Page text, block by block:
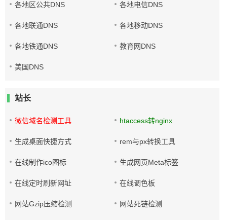
各地区公共DNS 各地电信DNS
各地联通DNS 各地移动DNS
各地铁通DNS 教育网DNS
美国DNS
站长
微信域名检测工具 htaccess转nginx
生成桌面快捷方式 rem与px转换工具
在线制作ico图标 生成网页Meta标签
在线定时刷新网址 在线调色板
网站Gzip压缩检测 网站死链检测